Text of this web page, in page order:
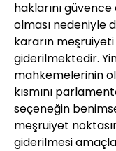
haklarını
olması nedeniyle
kararın
giderilmektedir.
mahkemelerinin
kısmını
seçeneğin
meşruiyet
giderilmesi